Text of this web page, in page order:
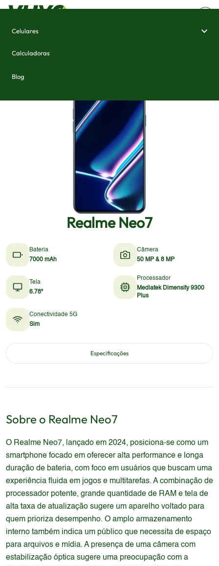
Celulares
Calculadoras
Blog
Realme Neo7
Bateria
7000 mAh
Câmera
50 MP & 8 MP
Tela
6.78"
Processador
Mediatek Dimensity 9300
Plus
Conectividade 5G
Sim
Especificações
Sobre o Realme Neo7
O Realme Neo7, lançado em 2024, posiciona-se como um
smartphone focado em oferecer alta performance e longa
duração de bateria, com foco em usuários que buscam uma
experiência fluida em jogos e multitarefas. A combinação de
processador potente, grande quantidade de RAM e tela de
alta taxa de atualização sugere um aparelho voltado para
quem prioriza desempenho. O amplo armazenamento
interno também indica um público que necessita de espaço
para arquivos e mídia. A presença de uma câmera com
estabilização óptica sugere uma preocupação com a